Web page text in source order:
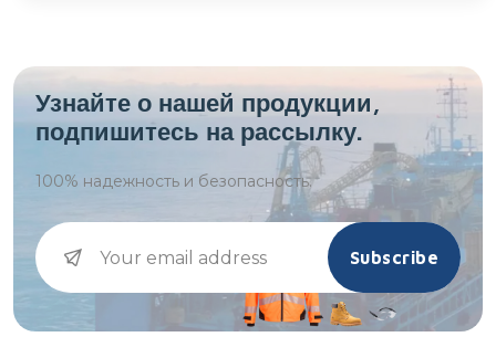
Узнайте о нашей продукции,
подпишитесь на рассылку.
100% надежность и безопасность.
Subscribe